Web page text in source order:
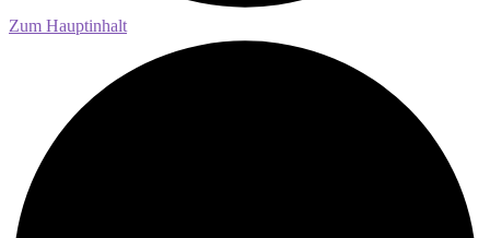
Zum Hauptinhalt